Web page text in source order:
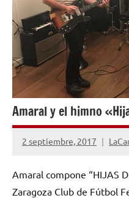
Amaral y el himno
2 septiembre, 2017
No
comentarios
Amaral compone “HIJAS
Zaragoza Club de Fútbol